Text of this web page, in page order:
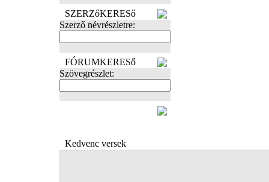
SZERZőKERESő
Szerző névrészletre:
FÓRUMKERESő
Szövegrészlet:
Kedvenc versek